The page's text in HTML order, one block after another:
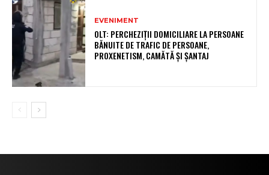
EVENIMENT
OLT: PERCHEZIŢII DOMICILIARE LA PERSOANE
BĂNUITE DE TRAFIC DE PERSOANE,
PROXENETISM, CAMĂTĂ ŞI ŞANTAJ